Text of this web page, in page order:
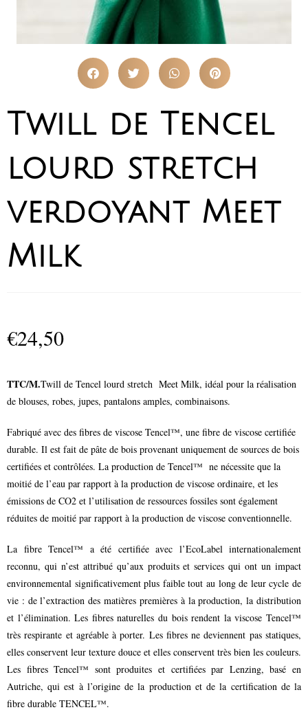
Twill de Tencel
lourd stretch
verdoyant Meet
Milk
€24,50
TTC/M.Twill de Tencel lourd stretch Meet Milk, idéal pour la réalisation
de blouses, robes, jupes, pantalons amples, combinaisons.
Fabriqué avec des fibres de viscose Tencel™, une fibre de viscose certifiée
durable. Il est fait de pâte de bois provenant uniquement de sources de bois
certifiées et contrôlées. La production de Tencel™ ne nécessite que la
moitié de l’eau par rapport à la production de viscose ordinaire, et les
émissions de CO2 et l’utilisation de ressources fossiles sont également
réduites de moitié par rapport à la production de viscose conventionnelle.
La fibre Tencel™ a été certifiée avec l’EcoLabel internationalement
reconnu, qui n’est attribué qu’aux produits et services qui ont un impact
environnemental significativement plus faible tout au long de leur cycle de
vie : de l’extraction des matières premières à la production, la distribution
et l’élimination. Les fibres naturelles du bois rendent la viscose Tencel™
très respirante et agréable à porter. Les fibres ne deviennent pas statiques,
elles conservent leur texture douce et elles conservent très bien les couleurs.
Les fibres Tencel™ sont produites et certifiées par Lenzing, basé en
Autriche, qui est à l’origine de la production et de la certification de la
fibre durable TENCEL™.